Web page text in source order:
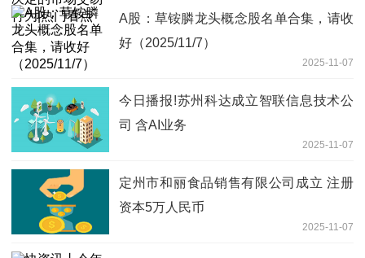
A股：草铵膦龙头概念股名单合集，请收
好（2025/11/7）
2025-11-07
今日播报!苏州科达成立智联信息技术公
司 含AI业务
2025-11-07
定州市和丽食品销售有限公司成立 注册
资本5万人民币
2025-11-07